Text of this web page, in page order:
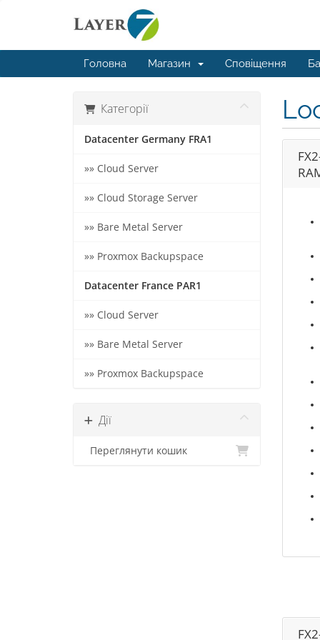
Головна Магазин Сповіщення
Категорії
Datacenter Germany FRA1
»» Cloud Server
»» Cloud Storage Server
»» Bare Metal Server
»» Proxmox Backupspace
Datacenter France PAR1
»» Cloud Server
»» Bare Metal Server
»» Proxmox Backupspace
Дії
Переглянути кошик